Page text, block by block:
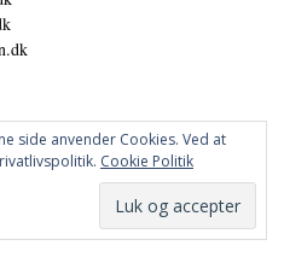
ANALYSER OG PERSPEKTIVER
side anvender Cookies. Ved at
Cookie Politik